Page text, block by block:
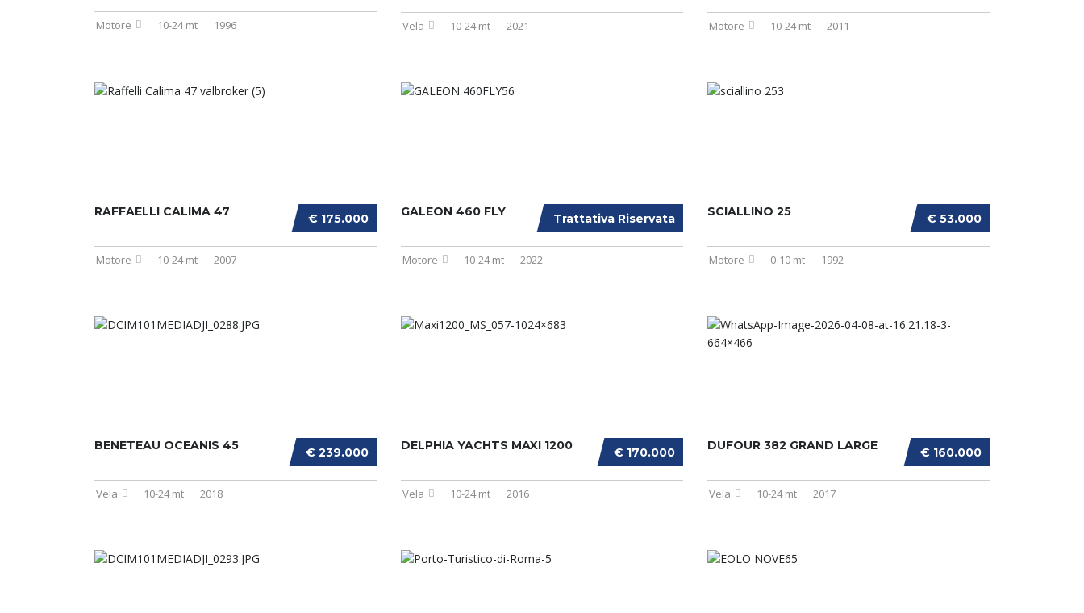
Motore 10-24 mt 1996 Vela 10-24 mt 2021 Motore 10-24 mt 2011
€ 175.000
RAFFAELLI CALIMA 47
Motore 10-24 mt 2007
Trattativa Riservata
GALEON 460 FLY
Motore 10-24 mt 2022
€ 53.000
SCIALLINO 25
Motore 0-10 mt 1992
€ 239.000
BENETEAU OCEANIS 45
Vela 10-24 mt 2018
€ 170.000
DELPHIA YACHTS MAXI 1200
Vela 10-24 mt 2016
€ 160.000
DUFOUR 382 GRAND LARGE
Vela 10-24 mt 2017